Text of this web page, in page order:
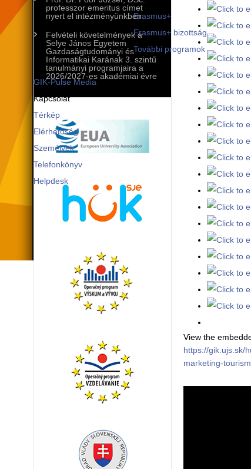
Mobilitási programok
Erasmus+
Erasmus+ bizottság
További programok
Kommunikáció és PR
GIK-Pulse Media
Kapcsolat
Térkép
Elérhetőség
Személyek
Telefonkönyv
Helpdesk
View the
https://gik.ujs.sk/
marketing-
professzor emeritus címet
nyert el intézményünkben
Felvételi követelmények a
Selye János Egyetem
Gazdaságtudományi és
Informatikai Karának 3. szintű
tanulmányi programjaira a
2026/2027-es akadémiai évre